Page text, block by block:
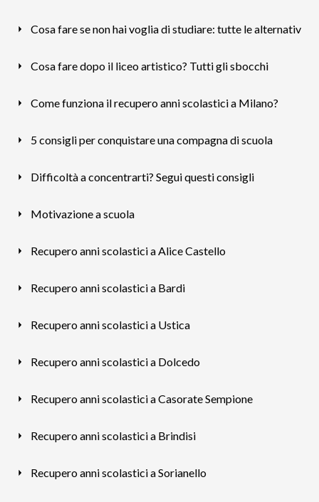
Cosa fare se non hai voglia di studiare: tutte le alternativ
Cosa fare dopo il liceo artistico? Tutti gli sbocchi
Come funziona il recupero anni scolastici a Milano?
5 consigli per conquistare una compagna di scuola
Difficoltà a concentrarti? Segui questi consigli
Motivazione a scuola
Recupero anni scolastici a Alice Castello
Recupero anni scolastici a Bardi
Recupero anni scolastici a Ustica
Recupero anni scolastici a Dolcedo
Recupero anni scolastici a Casorate Sempione
Recupero anni scolastici a Brindisi
Recupero anni scolastici a Sorianello